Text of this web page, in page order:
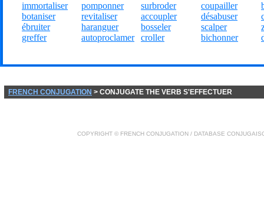
immortaliser
botaniser
ébruiter
greffer
pomponner
revitaliser
haranguer
autoproclamer
surbroder
accoupler
bosseler
croller
coupailler
désabuser
scalper
bichonner
FRENCH CONJUGATION > CONJUGATE THE VERB S'EFFECTUER
COPYRIGHT © FRENCH CONJUGATION / DATABASE